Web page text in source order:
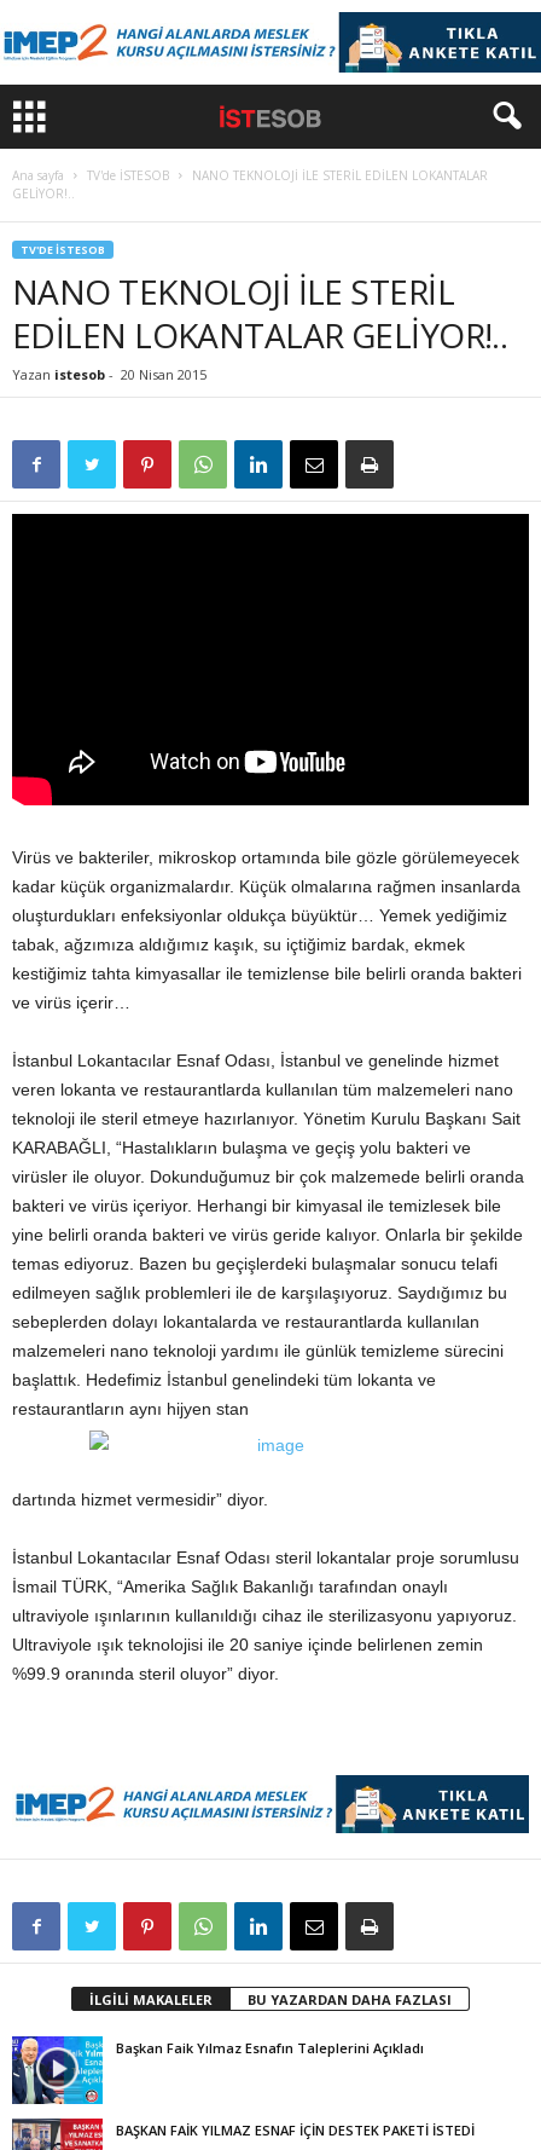
Ana sayfa TV'de İSTESOB
NANO TEKNOLOJİ İLE STERİL EDİLEN LOKANTALAR
GELİYOR!..
TV'DE İSTESOB
NANO TEKNOLOJİ İLE STERİL
EDİLEN LOKANTALAR GELİYOR!..
Yazan istesob - 20 Nisan 2015
Virüs ve bakteriler, mikroskop ortamında bile gözle görülemeyecek
kadar küçük organizmalardır. Küçük olmalarına rağmen insanlarda
oluşturdukları enfeksiyonlar oldukça büyüktür… Yemek yediğimiz
tabak, ağzımıza aldığımız kaşık, su içtiğimiz bardak, ekmek
kestiğimiz tahta kimyasallar ile temizlense bile belirli oranda bakteri
ve virüs içerir…
İstanbul Lokantacılar Esnaf Odası, İstanbul ve genelinde hizmet
veren lokanta ve restaurantlarda kullanılan tüm malzemeleri nano
teknoloji ile steril etmeye hazırlanıyor. Yönetim Kurulu Başkanı Sait
KARABAĞLI, “Hastalıkların bulaşma ve geçiş yolu bakteri ve
virüsler ile oluyor. Dokunduğumuz bir çok malzemede belirli oranda
bakteri ve virüs içeriyor. Herhangi bir kimyasal ile temizlesek bile
yine belirli oranda bakteri ve virüs geride kalıyor. Onlarla bir şekilde
temas ediyoruz. Bazen bu geçişlerdeki bulaşmalar sonucu telafi
edilmeyen sağlık problemleri ile de karşılaşıyoruz. Saydığımız bu
sebeplerden dolayı lokantalarda ve restaurantlarda kullanılan
malzemeleri nano teknoloji yardımı ile günlük temizleme sürecini
başlattık. Hedefimiz İstanbul genelindeki tüm lokanta ve
restaurantların aynı hijyen stan
dartında hizmet vermesidir” diyor.
İstanbul Lokantacılar Esnaf Odası steril lokantalar proje sorumlusu
İsmail TÜRK, “Amerika Sağlık Bakanlığı tarafından onaylı
ultraviyole ışınlarının kullanıldığı cihaz ile sterilizasyonu yapıyoruz.
Ultraviyole ışık teknolojisi ile 20 saniye içinde belirlenen zemin
%99.9 oranında steril oluyor” diyor.
İLGİLİ MAKALELER BU YAZARDAN DAHA FAZLASI
Başkan Faik Yılmaz Esnafın Taleplerini Açıkladı
BAŞKAN FAİK YILMAZ ESNAF İÇİN DESTEK PAKETİ İSTEDİ